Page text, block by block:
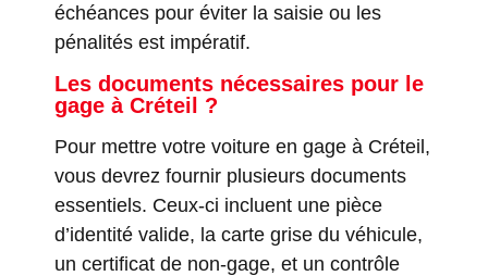
échéances pour éviter la saisie ou les
pénalités est impératif.
Les documents nécessaires pour le
gage à Créteil ?
Pour mettre votre voiture en gage à Créteil,
vous devrez fournir plusieurs documents
essentiels. Ceux-ci incluent une pièce
d’identité valide, la carte grise du véhicule,
un certificat de non-gage, et un contrôle